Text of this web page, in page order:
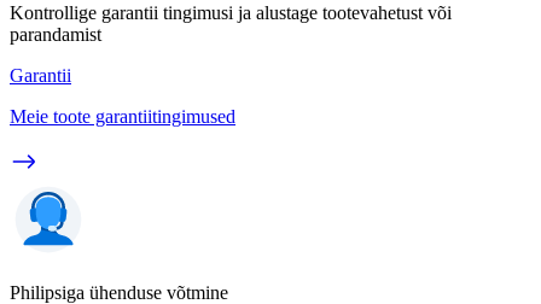
Kontrollige garantii tingimusi ja alustage tootevahetust või
parandamist
Garantii
Meie toote garantiitingimused
Philipsiga ühenduse võtmine